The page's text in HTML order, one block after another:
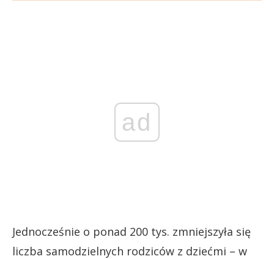
ad
Jednocześnie o ponad 200 tys. zmniejszyła się
liczba samodzielnych rodziców z dziećmi – w